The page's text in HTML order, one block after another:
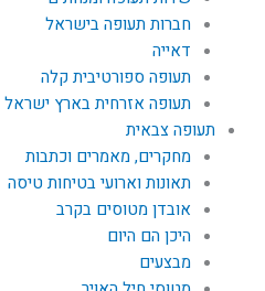
חברות תעופה בישראל
דאייה
תעופה ספורטיבית קלה
תעופה אזרחית בארץ ישראל
תעופה צבאית
מחקרים, מאמרים וכתבות
תאונות וארועי בטיחות טיסה
אובדן מטוסים בקרב
היכן הם היום
מבצעים